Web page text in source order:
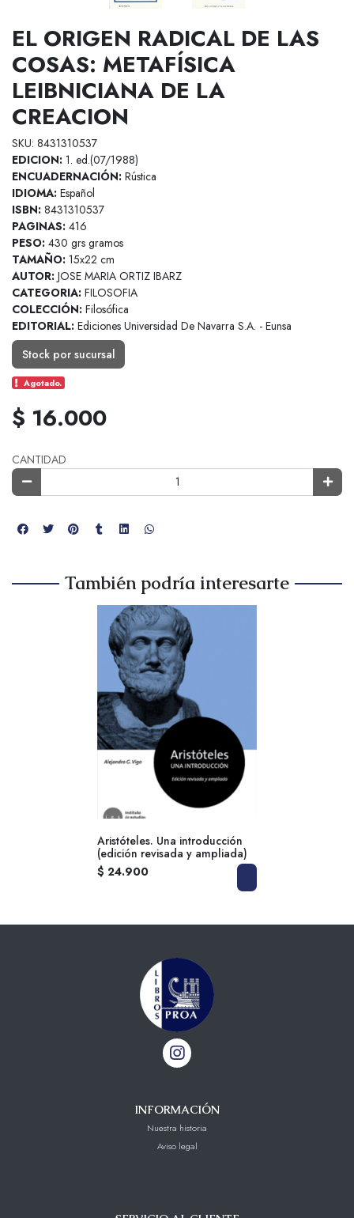
EL ORIGEN RADICAL DE LAS
COSAS: METAFÍSICA
LEIBNICIANA DE LA
CREACION
SKU: 8431310537
EDICION: 1. ed.(07/1988)
ENCUADERNACIÓN: Rústica
IDIOMA: Español
ISBN: 8431310537
PAGINAS: 416
PESO: 430 grs gramos
TAMAÑO: 15x22 cm
AUTOR: JOSE MARIA ORTIZ IBARZ
CATEGORIA: FILOSOFIA
COLECCIÓN: Filosófica
EDITORIAL: Ediciones Universidad De Navarra S.A. - Eunsa
Stock por sucursal
Agotado.
$ 16.000
CANTIDAD
También podría interesarte
Aristóteles. Una introducción
(edición revisada y ampliada)
$ 24.900
INFORMACIÓN
Nuestra historia
Aviso legal